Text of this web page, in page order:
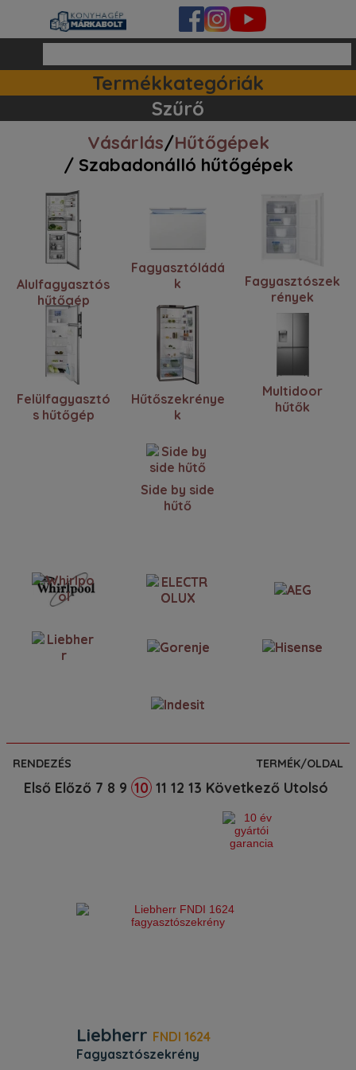
Termékkategóriák
Szűrő
Vásárlás/Hűtőgépek
/ Szabadonálló hűtőgépek
Alulfagyasztós
hűtőgép
Fagyasztóládá
k
Fagyasztószek
rények
Felülfagyasztó
s hűtőgép
Hűtőszekrénye
k
Multidoor
hűtők
Side by side
hűtő
RENDEZÉS TERMÉK/OLDAL
Első Előző 7 8 9 10 11 12 13 Következő Utolsó
Liebherr FNDI 1624
fagyasztószekrény